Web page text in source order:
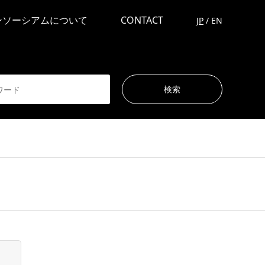
ーシアムについて CONTACT JP / EN